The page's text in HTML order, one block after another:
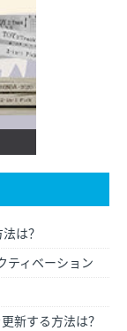
は？
ティベーション
新する方法は？